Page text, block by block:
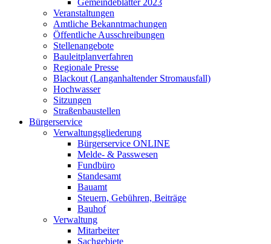
Gemeindeblätter 2023
Veranstaltungen
Amtliche Bekanntmachungen
Öffentliche Ausschreibungen
Stellenangebote
Bauleitplanverfahren
Regionale Presse
Blackout (Langanhaltender Stromausfall)
Hochwasser
Sitzungen
Straßenbaustellen
Bürgerservice
Verwaltungsgliederung
Bürgerservice ONLINE
Melde- & Passwesen
Fundbüro
Standesamt
Bauamt
Steuern, Gebühren, Beiträge
Bauhof
Verwaltung
Mitarbeiter
Sachgebiete